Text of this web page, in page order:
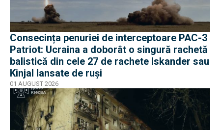
Consecința penuriei de interceptoare PAC-3
Patriot: Ucraina a doborât o singură rachetă
balistică din cele 27 de rachete Iskander sau
Kinjal lansate de ruși
01 AUGUST 2026